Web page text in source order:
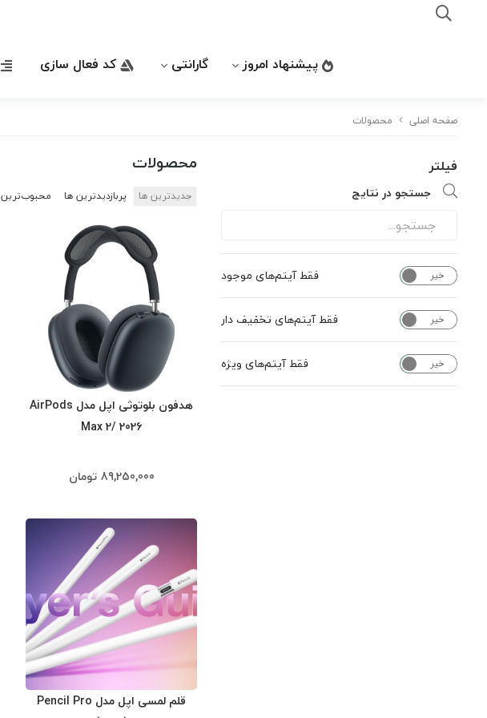
پیشنهاد امروز گارانتی کد فعال سازی
صفحه اصلی محصولات
فیلتر
جستجو در نتایج
خیر فقط آیتم‌های موجود
خیر فقط آیتم‌های تخفیف دار
خیر فقط آیتم‌های ویژه
محصولات
جدیدترین ها پربازدیدترین ها محبوب‌‌ترین
هدفون بلوتوثی اپل مدل AirPods
Max 2/ 2026
89,250,000 تومان
قلم لمسی اپل مدل Pencil Pro